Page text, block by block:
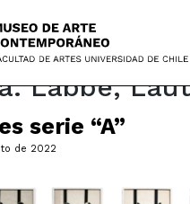
Labbé,
serie “A”
de 2022